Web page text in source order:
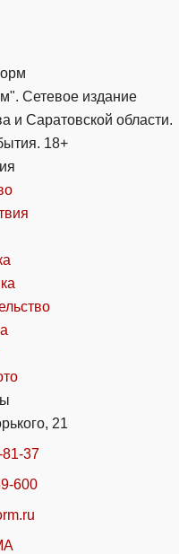
Сетевое издание
Саратовской области.
18+
21
81-37
600